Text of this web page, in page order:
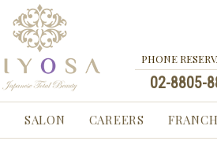
SALON CAREERS
PHONE
02-8805-